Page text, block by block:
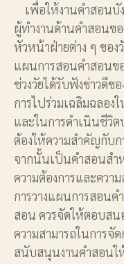
เพื่อให้งานคำสอนบั
ผู้ทำงานด้านคำสอนขอ
หัวหน้าฝ่ายต่าง ๆ ขอ
แผนการสอนคำสอนข
ช่วงวัยได้รับฟังข่าวดีข
การไปร่วมเฉลิมฉลอง
และในการดำเนินชีวิ
ต้องให้ความสำคัญกับ
จากนั้นเป็นคำสอนสำ
ความต้องการและคว
การวางแผนการสอน
สอน ควรจัดให้ตอบส
ความสามารถในการจั
สนับสนุนงานคำสอนใ